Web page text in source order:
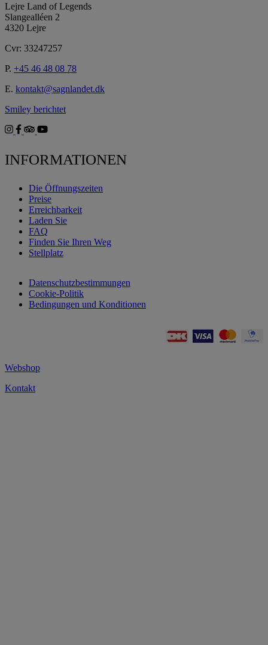
Lejre Land of Legends
Slangealléen 2
4320 Lejre
Cvr: 33247257
P. +45 46 48 08 78
E. kontakt@sagnlandet.dk
Smiley berichtet
INFORMATIONEN
Die Öffnungszeiten
Preise
Erreichbarkeit
Laden Sie
FAQ
Finden Sie Ihren Weg
Stellplatz
Datenschutzbestimmungen
Cookie-Politik
Bedingungen und Konditionen
Webshop
Kontakt